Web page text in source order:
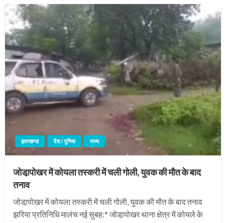
झारखण्ड देश / दुनिया राज्य
जोडा़पोखर में कोयला तस्करी में चली गोली, युवक की मौत के बाद
तनाव
जोडा़पोखर में कोयला तस्करी में चली गोली, युवक की मौत के बाद तनाव
झरिया प्रतिनिधि मालंच नई सुबह:* जोडा़पोखर थाना क्षेत्र में कोयले के